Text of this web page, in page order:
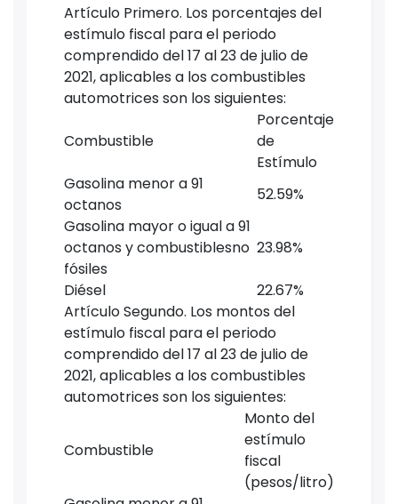
Artículo Primero. Los porcentajes del
estímulo fiscal para el periodo
comprendido del 17 al 23 de julio de
2021, aplicables a los combustibles
automotrices son los siguientes:
Combustible
Porcentaje
de
Estímulo
Gasolina menor a 91
octanos
52.59%
Gasolina mayor o igual a 91
octanos y combustiblesno
fósiles
23.98%
Diésel
22.67%
Artículo Segundo. Los montos del
estímulo fiscal para el periodo
comprendido del 17 al 23 de julio de
2021, aplicables a los combustibles
automotrices son los siguientes:
Combustible
Monto del
estímulo
fiscal
(pesos/litro)